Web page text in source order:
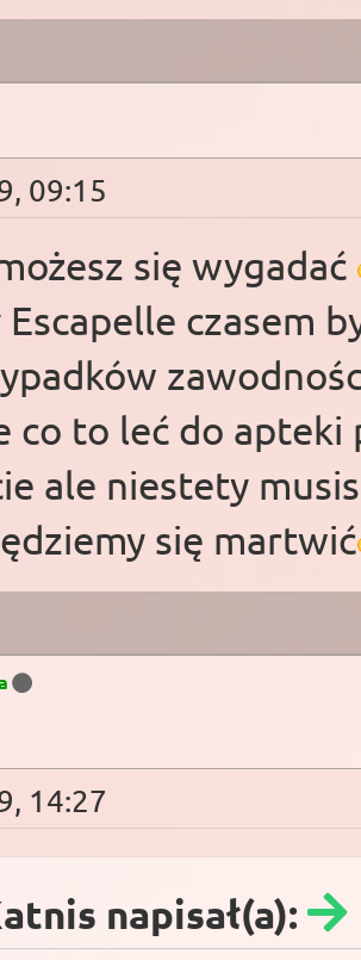
09:15
się wygadać
czasem
co to leć do apteki
ale niestety
się martwić
14:27
napisał(a):